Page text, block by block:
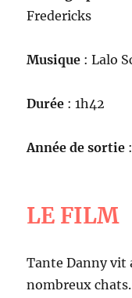
Fredericks
Musique : Lalo
Durée : 1h42
Année de sortie
LE FILM
Tante Danny vit
nombreux